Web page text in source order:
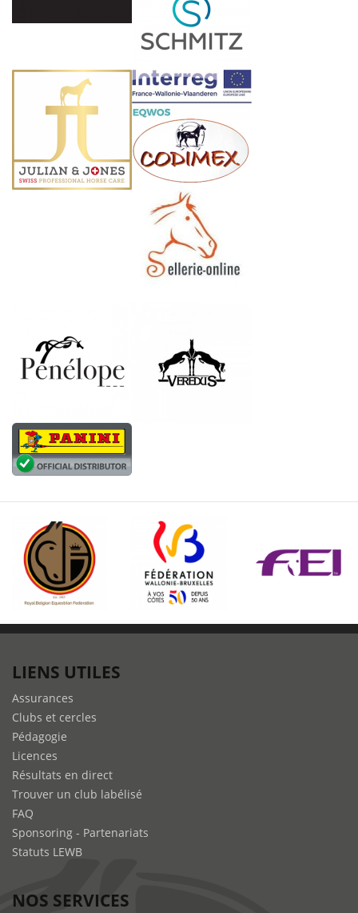
LIENS UTILES
Assurances
Clubs et cercles
Pédagogie
Licences
Résultats en direct
Trouver un club labélisé
FAQ
Sponsoring - Partenariats
Statuts LEWB
NOS SERVICES